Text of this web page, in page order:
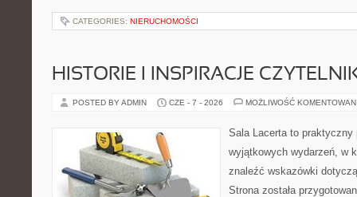
CATEGORIES: NIERUCHOMOŚCI
HISTORIE I INSPIRACJE
POSTED BY ADMIN CZE - 7 - 2026 MOŻLIWOŚĆ
Sala Lacerta to praktyczny
wyjątkowych wydarzeń, w
znaleźć wskazówki
Strona została